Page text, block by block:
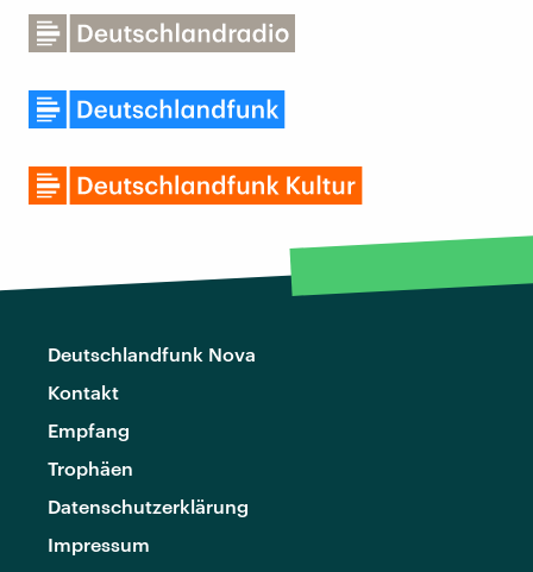
Deutschlandfunk Nova
Kontakt
Empfang
Trophäen
Datenschutzerklärung
Impressum